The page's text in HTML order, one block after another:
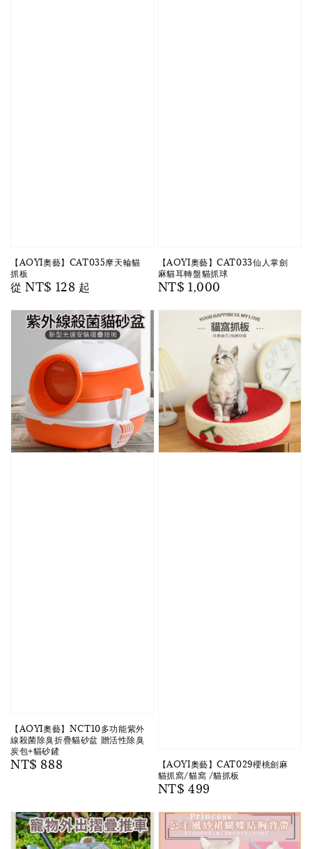
【AOYI奧藝】CAT035摩天輪貓
抓板
Regular
從NT$ 128 起
【AOYI奧藝】CAT033仙人掌劍
麻貓耳轉盤貓抓球
Regular
NT$ 1,000
【AOYI奧藝】NCT10多功能紫外
線殺菌除臭折疊貓砂盆 贈活性除臭
炭包+貓砂鏟
Regular
NT$ 888
【AOYI奧藝】CAT029櫻桃劍麻
貓抓窩/貓窩 /貓抓板
Regular
NT$ 499